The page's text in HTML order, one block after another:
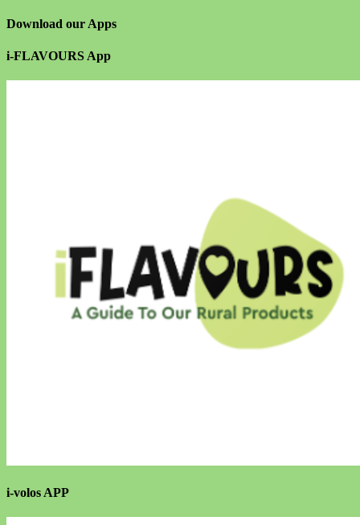
Download our Apps
i-FLAVOURS App
i-volos APP